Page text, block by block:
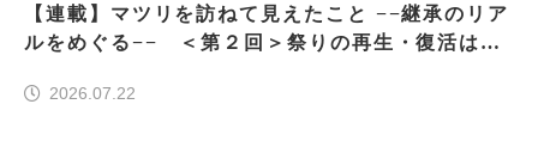
【連載】マツリを訪ねて見えたこと −−継承のリア
ルをめぐる−− ＜第２回＞祭りの再生・復活はな
2026.07.22